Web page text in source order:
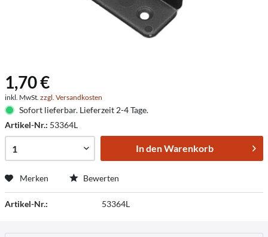
1,70 €
inkl. MwSt. zzgl. Versandkosten
Sofort lieferbar. Lieferzeit 2-4 Tage.
Artikel-Nr.: 53364L
In denWarenkorb
Merken Bewerten
Artikel-Nr.: 53364L